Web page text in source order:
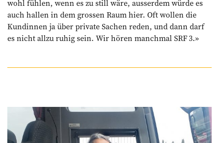
wohl fühlen, wenn es zu still wäre, ausserdem würde es
auch hallen in dem grossen Raum hier. Oft wollen die
Kundinnen ja über private Sachen reden, und dann darf
es nicht allzu ruhig sein. Wir hören manchmal SRF 3.»